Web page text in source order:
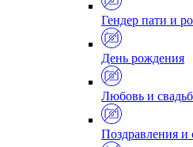
Гендер пати и
День рождения
Любовь и
Поздравления и